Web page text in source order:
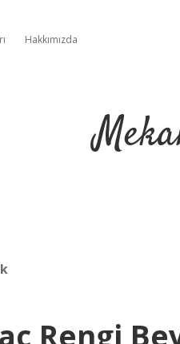
Hakkımızda
Rengi